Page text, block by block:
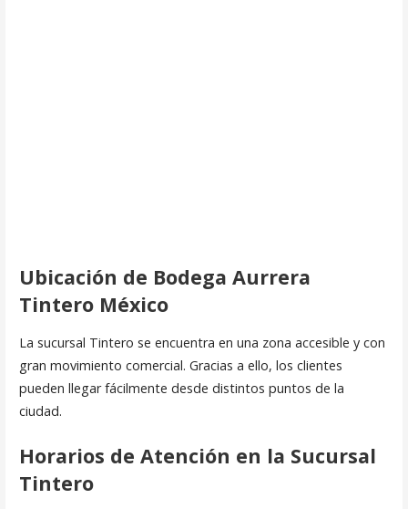
Ubicación de Bodega Aurrera
Tintero México
La sucursal Tintero se encuentra en una zona accesible y con
gran movimiento comercial. Gracias a ello, los clientes
pueden llegar fácilmente desde distintos puntos de la
ciudad.
Horarios de Atención en la Sucursal
Tintero